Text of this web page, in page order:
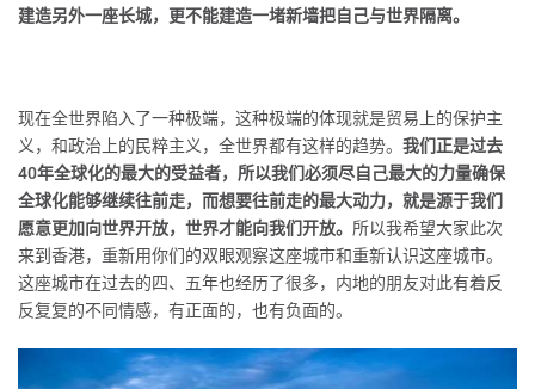
建造另外一座长城，更不能建造一堵新墙把自己与世界隔离。
现在全世界陷入了一种极端，这种极端的体现就是贸易上的保护主
义，和政治上的民粹主义，全世界都有这样的趋势。 我们正是过去
40年全球化的最大的受益者，所以我们必须尽自己最大的力量确保
全球化能够继续往前走，而想要往前走的最大动力，就是源于我们
愿意更加向世界开放，世界才能向我们开放。 所以我希望大家此次
来到香港，重新用你们的双眼观察这座城市和重新认识这座城市。
这座城市在过去的四、五年也经历了很多，内地的朋友对此有着反
反复复的不同情感，有正面的，也有负面的。